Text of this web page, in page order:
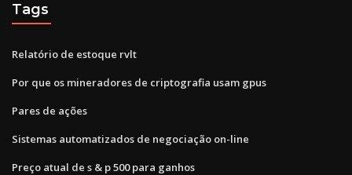
Tags
Relatório de estoque rvlt
Por que os mineradores de criptografia usam gpus
Pares de ações
Sistemas automatizados de negociação on-line
Preço atual de s & p 500 para ganhos